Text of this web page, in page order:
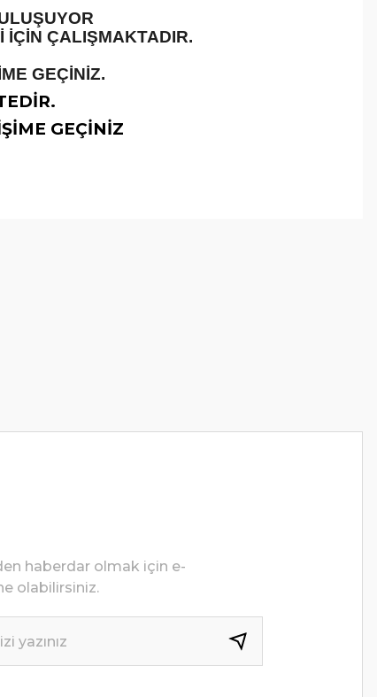
İÇİN ÇALIŞMAKTADIR.
GEÇİNİZ.
GEÇİNİZ
haberdar olmak için e-
olabilirsiniz.